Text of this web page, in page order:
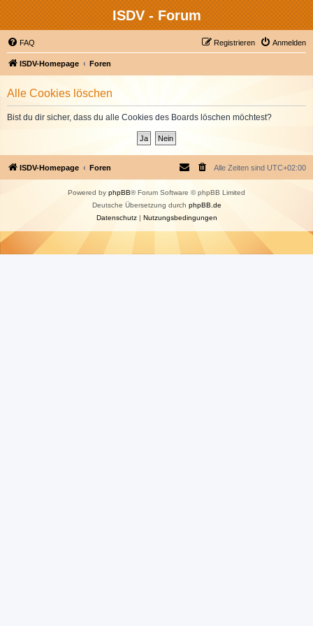
ISDV - Forum
FAQ Anmelden
Registrieren
ISDV-Homepage Foren
Alle Cookies löschen
Bist du dir sicher, dass du alle Cookies des Boards löschen möchtest?
ISDV-Homepage Foren Alle Zeiten sind UTC+02:00
Powered by phpBB® Forum Software © phpBB Limited
Deutsche Übersetzung durch phpBB.de
Datenschutz| Nutzungsbedingungen